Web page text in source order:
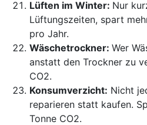
Lüften im Winter: Nur
Lüftungszeiten, spart
pro Jahr.
Wäschetrockner: Wer
anstatt den Trockner zu
CO2.
Konsumverzicht: Nicht
reparieren statt kaufen.
Tonne CO2.